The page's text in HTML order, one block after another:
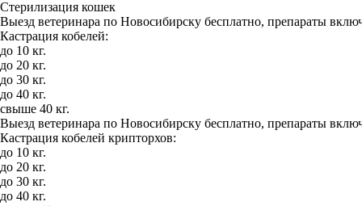
Стерилизация кошек
Выезд ветеринара по Новосибирску бесплатно, препараты
Кастрация кобелей:
до 10 кг.
до 20 кг.
до 30 кг.
до 40 кг.
свыше 40 кг.
Выезд ветеринара по Новосибирску бесплатно, препараты
Кастрация кобелей крипторхов:
до 10 кг.
до 20 кг.
до 30 кг.
до 40 кг.